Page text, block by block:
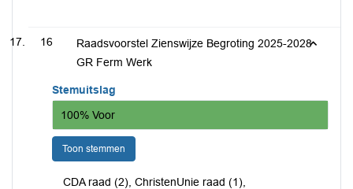
16
Raadsvoorstel Zienswijze Begroting 2025-2028
GR Ferm Werk
Stemuitslag
100% Voor
Toon stemmen
CDA raad (2), ChristenUnie raad (1),